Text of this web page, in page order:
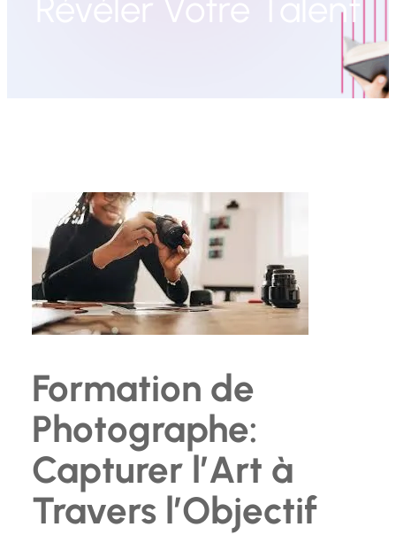
Formation de
Photographe:
Capturer l’Art à
Travers l’Objectif